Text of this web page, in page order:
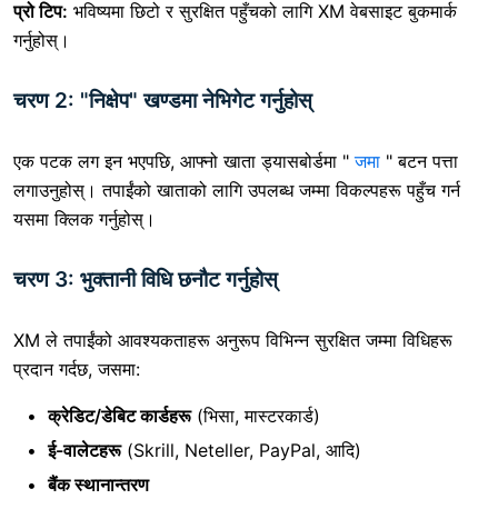
प्रो टिप: भविष्यमा छिटो र सुरक्षित पहुँचको लागि XM वेबसाइट बुकमार्क
गर्नुहोस्।
चरण 2: "निक्षेप" खण्डमा नेभिगेट गर्नुहोस्
एक पटक लग इन भएपछि, आफ्नो खाता ड्यासबोर्डमा "जमा " बटन पत्ता
लगाउनुहोस्। तपाईंको खाताको लागि उपलब्ध जम्मा विकल्पहरू पहुँच गर्न
यसमा क्लिक गर्नुहोस्।
चरण 3: भुक्तानी विधि छनौट गर्नुहोस्
XM ले तपाईंको आवश्यकताहरू अनुरूप विभिन्न सुरक्षित जम्मा विधिहरू
प्रदान गर्दछ, जसमा:
क्रेडिट/डेबिट कार्डहरू(भिसा, मास्टरकार्ड)
ई-वालेटहरू(Skrill, Neteller, PayPal, आदि)
बैंक स्थानान्तरण